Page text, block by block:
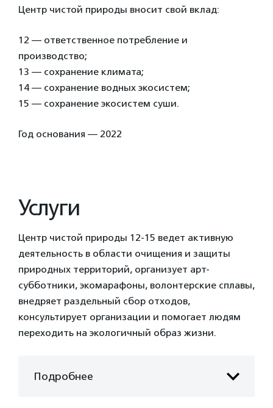
Центр чистой природы вносит свой вклад:
12 — ответственное потребление и
производство;
13 — сохранение климата;
14 — сохранение водных экосистем;
15 — сохранение экосистем суши.
Год основания — 2022
Услуги
Центр чистой природы 12-15 ведет активную
деятельность в области очищения и защиты
природных территорий, организует арт-
субботники, экомарафоны, волонтерские сплавы,
внедряет раздельный сбор отходов,
консультирует организации и помогает людям
переходить на экологичный образ жизни.
Подробнее